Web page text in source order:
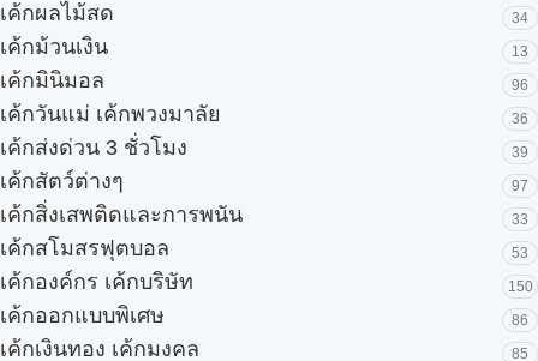
เค้กผลไม้สด 34
เค้กม้วนเงิน 13
เค้กมินิมอล 96
เค้กวันแม่ เค้กพวงมาลัย 36
เค้กส่งด่วน 3 ชั่วโมง 39
เค้กสัตว์ต่างๆ 97
เค้กสิ่งเสพติดและการพนัน 33
เค้กสโมสรฟุตบอล 53
เค้กองค์กร เค้กบริษัท 150
เค้กออกแบบพิเศษ 86
เค้กเงินทอง เค้กมงคล 85